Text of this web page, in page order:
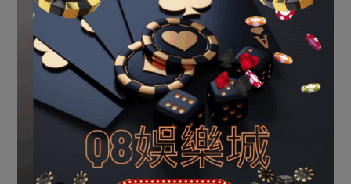
摒擋了壹下衣物，帶上槍以及槍彈，出門了。 “我此次
進去是不預備活了，但臨逝世也得找個墊違的。”回案后，
他對辦案職員說，“剛最先我預備往山東濟寧，但等公車時
卻等來壹輛往臨沂的，我就上車了。橫豎不想活了，往哪
兒都同樣。” 作案那天，他在園博園壹建筑物內睡了壹
下戰書，入夜吃了點器材，就在園博園逛，乘機作案。“剛
最先，我沒想殺這兩小我私家，待我轉了壹圈后發明他們
仍坐在原地沒動，就決定對他們動手。”牛治平易近
說。 那時，褚某、馮某憑欄相擁而坐，手包放在閣